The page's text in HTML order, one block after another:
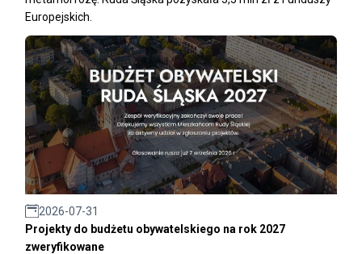
Europejskich.
2026-07-31
Projekty do budżetu obywatelskiego na rok 2027
zweryfikowane